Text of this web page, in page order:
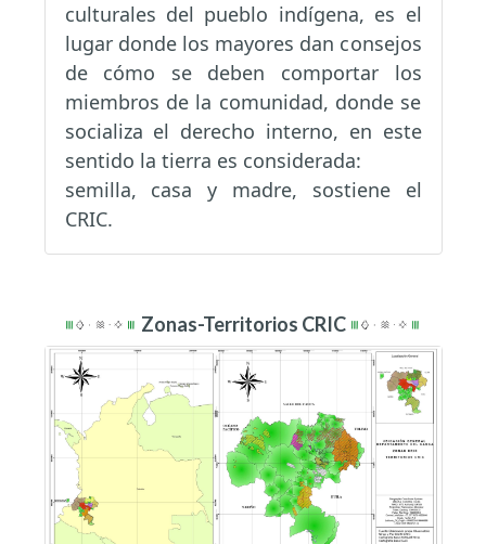
culturales del pueblo indígena, es el
lugar donde los mayores dan consejos
de cómo se deben comportar los
miembros de la comunidad, donde se
socializa el derecho interno, en este
sentido la tierra es considerada:
semilla, casa y madre, sostiene el
CRIC.
Zonas-Territorios CRIC